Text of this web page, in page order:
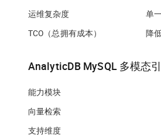
运维复杂度 单
TCO（总拥有成本） 降
AnalyticDB MySQL 多模态
能力模块
向量检索
支持维度